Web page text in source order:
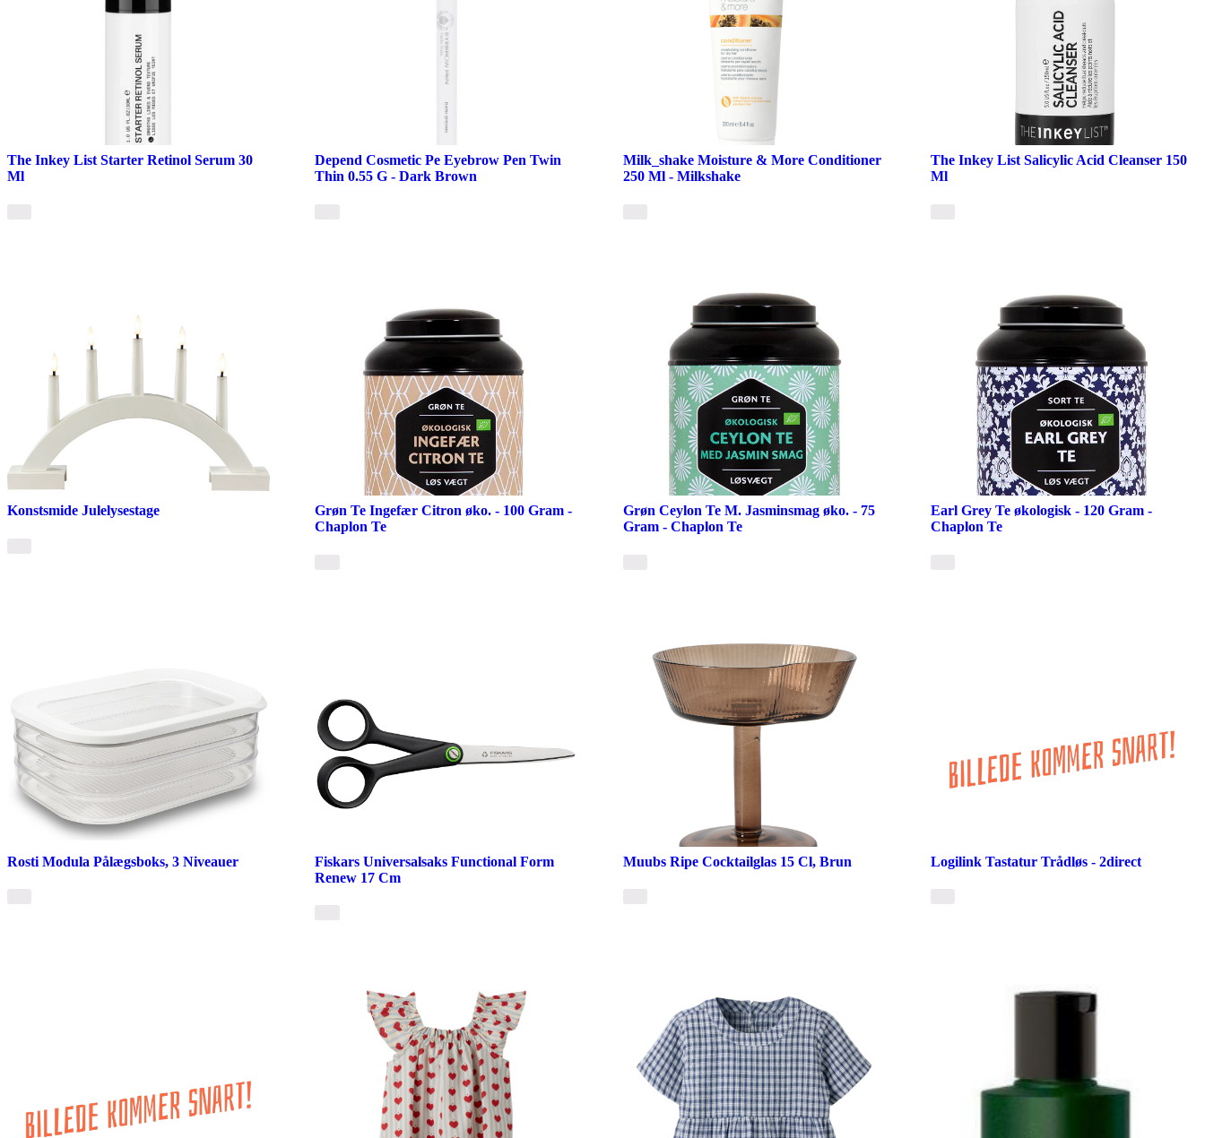
The Inkey List Starter Retinol Serum 30
Ml
Depend Cosmetic Pe Eyebrow Pen Twin
Thin 0.55 G - Dark Brown
Milk_shake Moisture & More Conditioner
250 Ml - Milkshake
The Inkey List Salicylic Acid Cleanser 150
Ml
Konstsmide Julelysestage
Grøn Te Ingefær Citron øko. - 100 Gram -
Chaplon Te
Grøn Ceylon Te M. Jasminsmag øko. - 75
Gram - Chaplon Te
Earl Grey Te økologisk - 120 Gram -
Chaplon Te
Rosti Modula Pålægsboks, 3 Niveauer
Fiskars Universalsaks Functional Form
Renew 17 Cm
Muubs Ripe Cocktailglas 15 Cl, Brun Logilink Tastatur Trådløs - 2direct